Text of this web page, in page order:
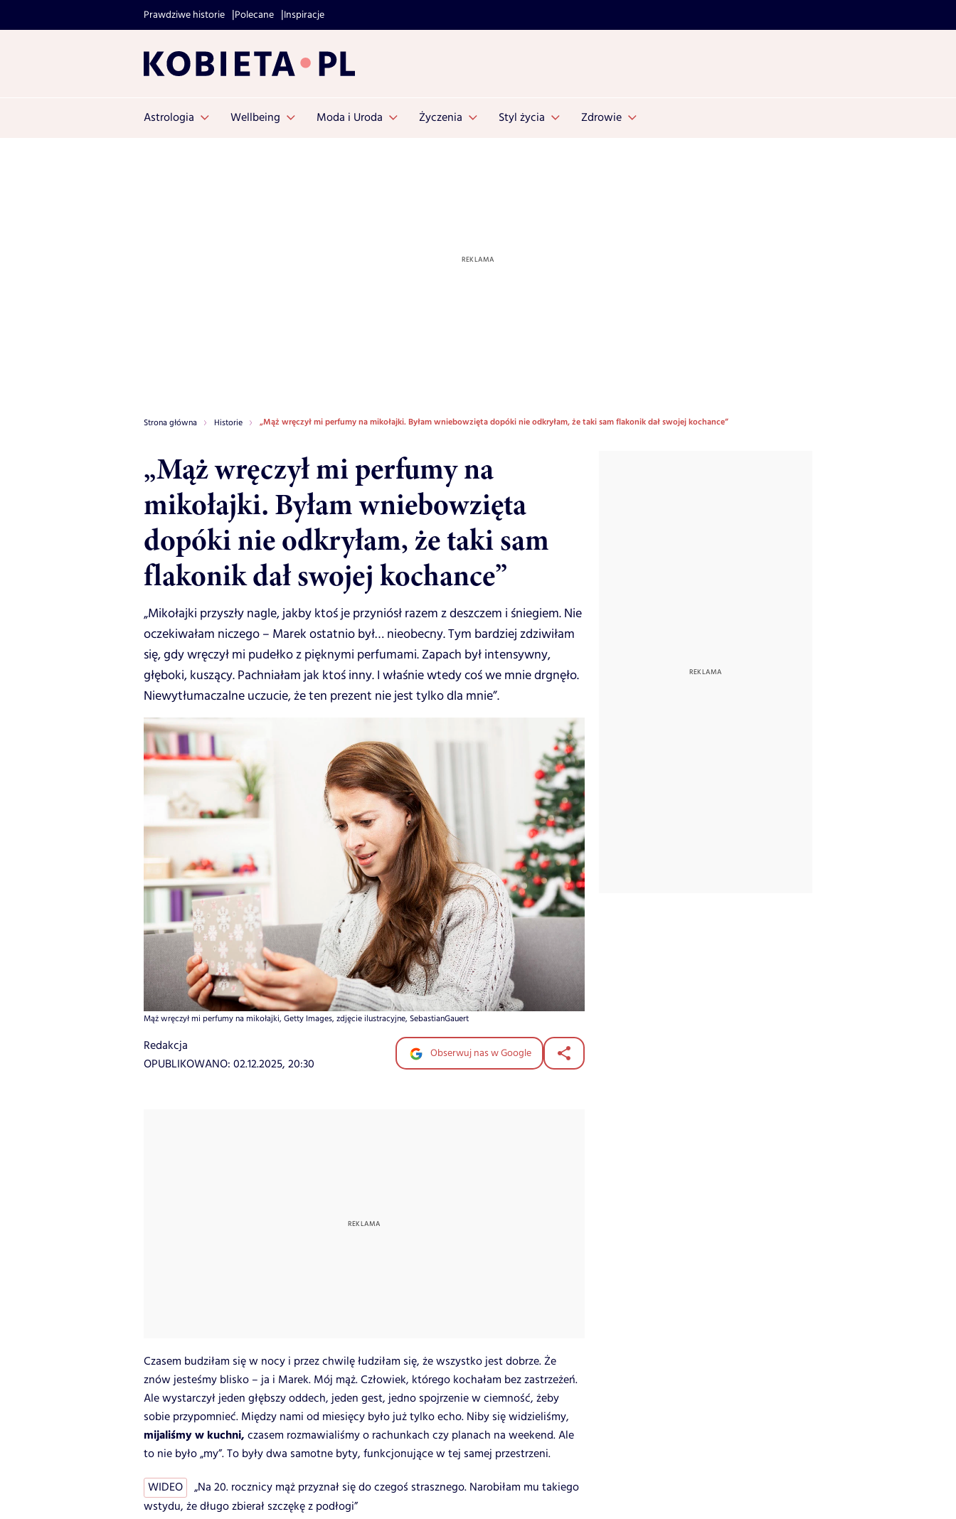
Prawdziwe historie Polecane Inspiracje
Astrologia Wellbeing Moda i Uroda Życzenia Styl życia Zdrowie
Strona główna Historie „Mąż wręczył mi perfumy na mikołajki. Byłam wniebowzięta dopóki nie odkryłam, że taki sam flakonik dał swojej kochance”
„Mąż wręczył mi perfumy na
mikołajki. Byłam wniebowzięta
dopóki nie odkryłam, że taki sam
flakonik dał swojej kochance”
„Mikołajki przyszły nagle, jakby ktoś je przyniósł razem z deszczem i śniegiem. Nie
oczekiwałam niczego – Marek ostatnio był… nieobecny. Tym bardziej zdziwiłam
się, gdy wręczył mi pudełko z pięknymi perfumami. Zapach był intensywny,
głęboki, kuszący. Pachniałam jak ktoś inny. I właśnie wtedy coś we mnie drgnęło.
Niewytłumaczalne uczucie, że ten prezent nie jest tylko dla mnie”.
Mąż wręczył mi perfumy na mikołajki, Getty Images, zdjęcie ilustracyjne, SebastianGauert
Redakcja
OPUBLIKOWANO: 02.12.2025, 20:30
Obserwuj nas w Google
Czasem budziłam się w nocy i przez chwilę łudziłam się, że wszystko jest dobrze. Że
znów jesteśmy blisko – ja i Marek. Mój mąż. Człowiek, którego kochałam bez zastrzeżeń.
Ale wystarczył jeden głębszy oddech, jeden gest, jedno spojrzenie w ciemność, żeby
sobie przypomnieć. Między nami od miesięcy było już tylko echo. Niby się widzieliśmy,
mijaliśmy w kuchni, czasem rozmawialiśmy o rachunkach czy planach na weekend. Ale
to nie było „my”. To były dwa samotne byty, funkcjonujące w tej samej przestrzeni.
WIDEO
„Na 20. rocznicy mąż przyznał się do czegoś strasznego. Narobiłam mu takiego
wstydu, że długo zbierał szczękę z podłogi”